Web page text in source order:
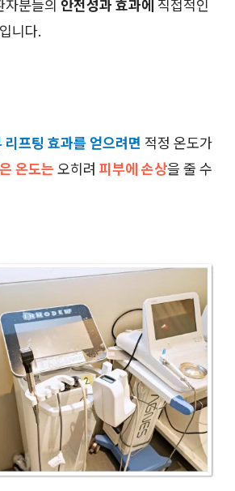
분들의 안전성과 효과에 직접적인
니다.
리프팅 효과를 얻으려면 적정 온도가
온도는 오히려 피부에 손상을 줄 수